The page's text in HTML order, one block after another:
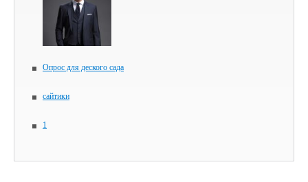
Опрос для деского сада
сайтики
1